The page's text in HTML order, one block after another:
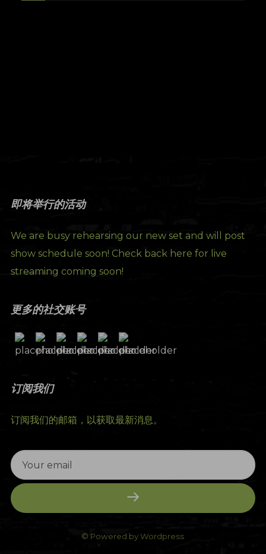
即将举行的活动
We are busy rehearsing our new set and will post
show schedule soon! Check back here for live
streaming coming soon!
更多的社交账号
订阅我们
订阅我们的邮箱，以获取最新消息。
© Powered by Wordpress